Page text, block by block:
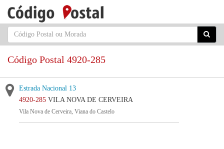
Código Postal 4920-285
Estrada Nacional 13
4920-285 VILA NOVA DE CERVEIRA
Vila Nova de Cerveira, Viana do Castelo